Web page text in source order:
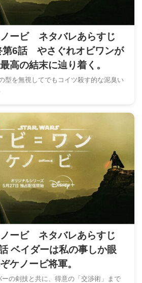
ービ ネタバレあらすじ
第6話 やさぐれオビワンが
高の結末に辿り着く。
型を無視してでもコイツ殺す的な泥臭い
ービ ネタバレあらすじ
ベイダーは私の事しか眼
ケノービ将軍。
の剣技と共に、得意の「交渉術」まで